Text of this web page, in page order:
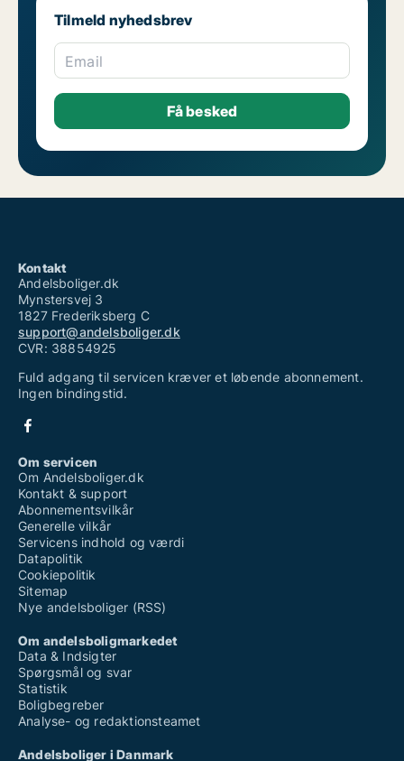
Tilmeld nyhedsbrev
Email
Kontakt
Andelsboliger.dk
Mynstersvej 3
1827 Frederiksberg C
support@andelsboliger.dk
CVR: 38854925
Fuld adgang til servicen kræver et løbende abonnement.
Ingen bindingstid.
Om servicen
Om Andelsboliger.dk
Kontakt & support
Abonnementsvilkår
Generelle vilkår
Servicens indhold og værdi
Datapolitik
Cookiepolitik
Sitemap
Nye andelsboliger (RSS)
Om andelsboligmarkedet
Data & Indsigter
Spørgsmål og svar
Statistik
Boligbegreber
Analyse- og redaktionsteamet
Andelsboliger i Danmark